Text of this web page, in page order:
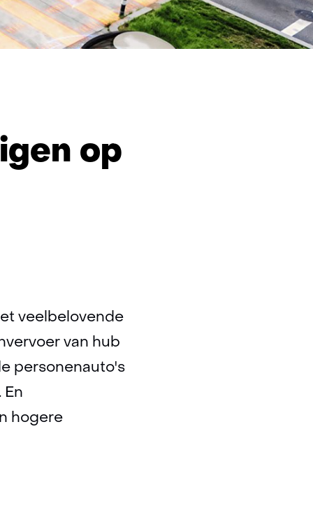
op
veelbelovende
van hub
personenauto's
En
hogere